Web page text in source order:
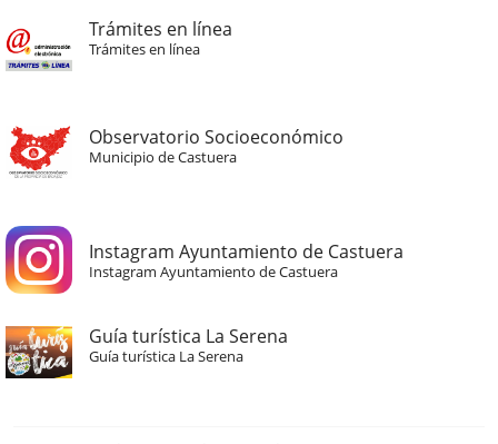
Trámites en línea
Trámites en línea
Observatorio Socioeconómico
Municipio de Castuera
Instagram Ayuntamiento de Castuera
Instagram Ayuntamiento de Castuera
Guía turística La Serena
Guía turística La Serena